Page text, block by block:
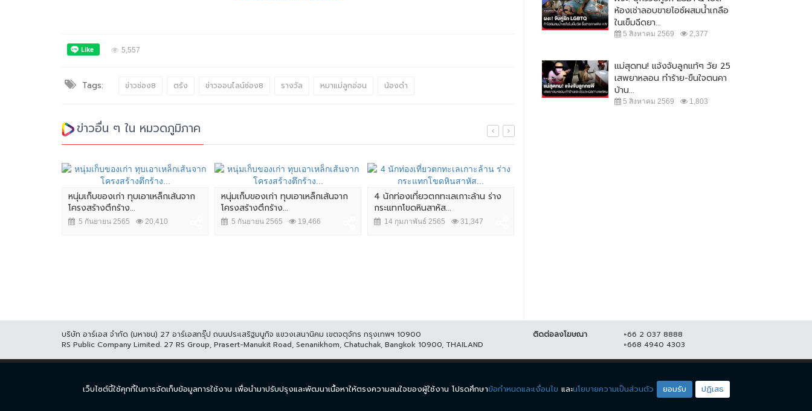
5,557
Tags: ข่าวช่อง8 ตรัง ข่าวออนไลน์ช่อง8 รางวัล หมาแม่ลูกอ่อน น้องดำ
ข่าวอื่น ๆ ใน หมวดภูมิภาค
หนุ่มเก็บของเก่า ทุบเอาเหล็กเส้นจาก
โครงสร้างตึกร้าง...
5 กันยายน 2565 20,410
หนุ่มเก็บของเก่า ทุบเอาเหล็กเส้นจาก
โครงสร้างตึกร้าง...
5 กันยายน 2565 19,466
4 นักท่องเที่ยวตกทะเลเกาะล้าน ร่าง
กระแทกโขดหินสาหัส...
14 กุมภาพันธ์ 2565 31,347
ห้องเช่าลอบขายไอซ์ผสมน้ำเกลือ
ในเข็มฉีดยา...
5 สิงหาคม 2569 2,377
แม่สุดทน! แจ้งจับลูกแท้ๆ วัย 25
เสพยาหลอน ทำร้าย-ขืนใจตนคา
บ้าน...
5 สิงหาคม 2569 1,803
บริษัท อาร์เอส จำกัด (มหาชน) 27 อาร์เอสกรุ๊ป ถนนประเสริฐมนูกิจ แขวงเสนานิคม เขตจตุจักร กรุงเทพฯ 10900
RS Public Company Limited. 27 RS Group, Prasert-Manukit Road, Senanikhom, Chatuchak, Bangkok 10900, THAILAND
ติดต่อลงโฆษณา
+66 2 037 8888
+668 4940 4303
ละคร มีเดียโซน
เว็บไซต์นี้ใช้คุกกี้ในการจัดเก็บข้อมูลการใช้งาน เพื่อนำมาปรับปรุงและพัฒนาเนื้อหาให้ตรงความสนใจของผู้ใช้งาน โปรดศึกษาข้อกำหนดและเงื่อนไข และนโยบายความเป็นส่วนตัว ยอมรับ ปฏิเสธ